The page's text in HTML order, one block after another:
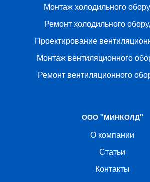
Монтаж холодильного
Ремонт холодильного
Проектирование
Монтаж вентиляционного
Ремонт вентиляционного
ООО "МИНКОЛД"
О компании
Статьи
Контакты